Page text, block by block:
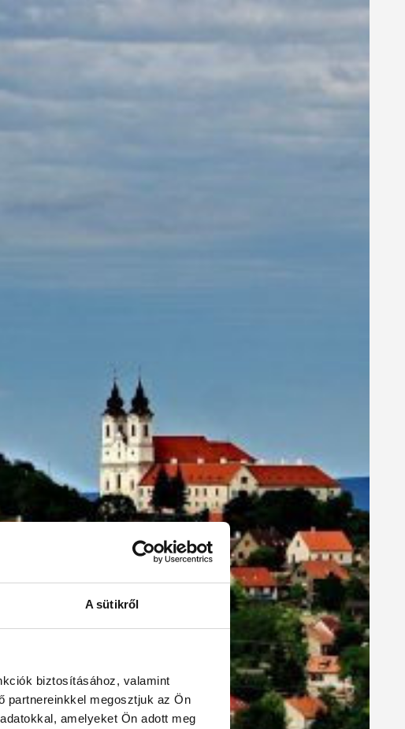
A sütikről
biztosításához, valamint
partnereinkkel megosztjuk az Ön
amelyeket Ön adott meg